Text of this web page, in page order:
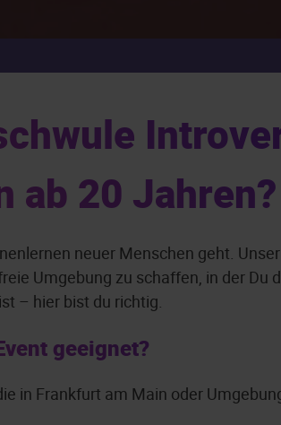
ab 20 Jahren?
neuer Menschen geht.
Umgebung zu schaffen, in der Du
– hier bist du richtig.
geeignet?
in Frankfurt am Main oder